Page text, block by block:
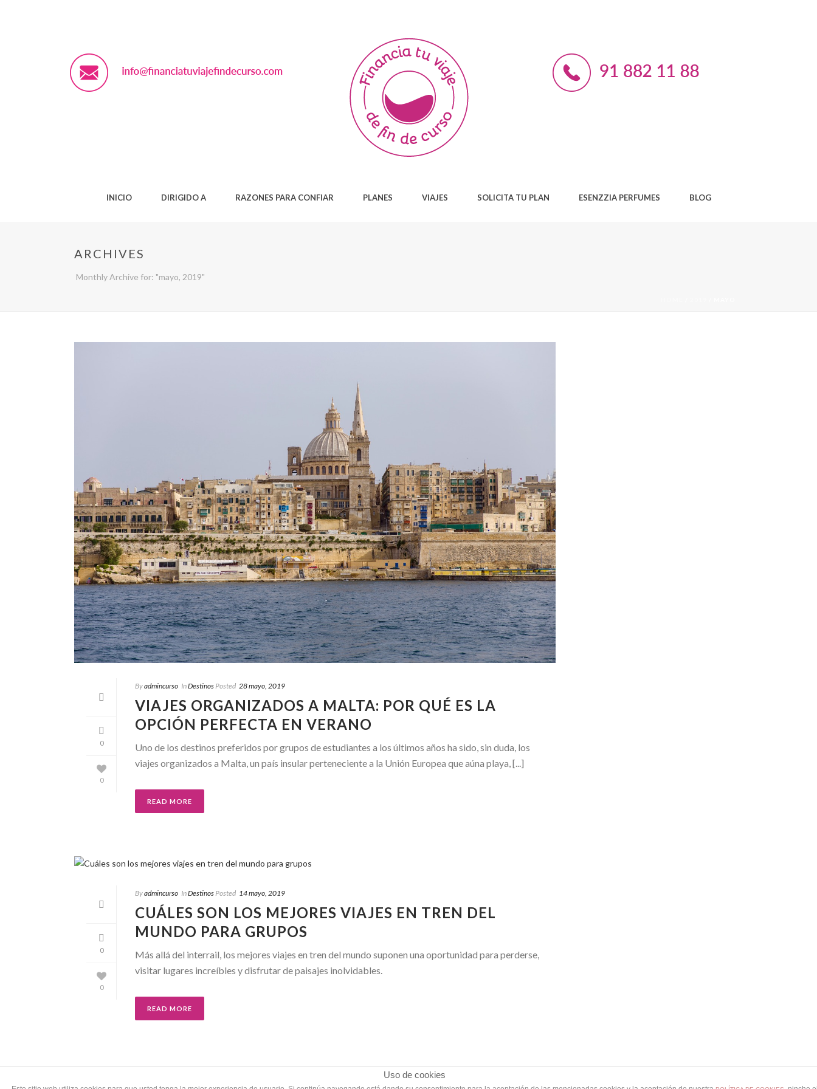
INICIO DIRIGIDO A RAZONES PARA CONFIAR PLANES VIAJES SOLICITA TU PLAN ESENZZIA PERFUMES BLOG
ARCHIVES
Monthly Archive for: "mayo, 2019"
0
0
Byadmincurso InDestinos Posted 28 mayo, 2019
VIAJES ORGANIZADOS A MALTA: POR QUÉ ES LA
OPCIÓN PERFECTA EN VERANO
Uno de los destinos preferidos por grupos de estudiantes a los últimos años ha sido, sin duda, los
viajes organizados a Malta, un país insular perteneciente a la Unión Europea que aúna playa, [...]
READ MORE
0
0
Byadmincurso InDestinos Posted 14 mayo, 2019
CUÁLES SON LOS MEJORES VIAJES EN TREN DEL
MUNDO PARA GRUPOS
Más allá del interrail, los mejores viajes en tren del mundo suponen una oportunidad para perderse,
visitar lugares increíbles y disfrutar de paisajes inolvidables.
READ MORE
Uso de cookies